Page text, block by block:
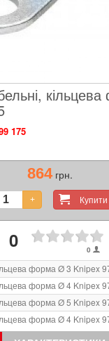
175
864грн.
Купити
+
0 0
форма Ø 3 Knipex
форма Ø 4 Knipex
форма Ø 5 Knipex
форма Ø 4 Knipex
форма Ø 5 Knipex